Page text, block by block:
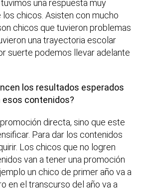
una respuesta muy
chicos. Asisten con mucho
chicos que tuvieron problemas
una trayectoria escolar
suerte podemos llevar adelante
los resultados esperados
esos contenidos?
directa, sino que este
Para dar los contenidos
Los chicos que no logren
van a tener una promoción
un chico de primer año va a
en el transcurso del año va a